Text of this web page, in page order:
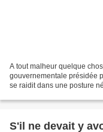
A tout malheur quelque
gouvernementale présidée
se raidit dans une posture
S'il ne devait y